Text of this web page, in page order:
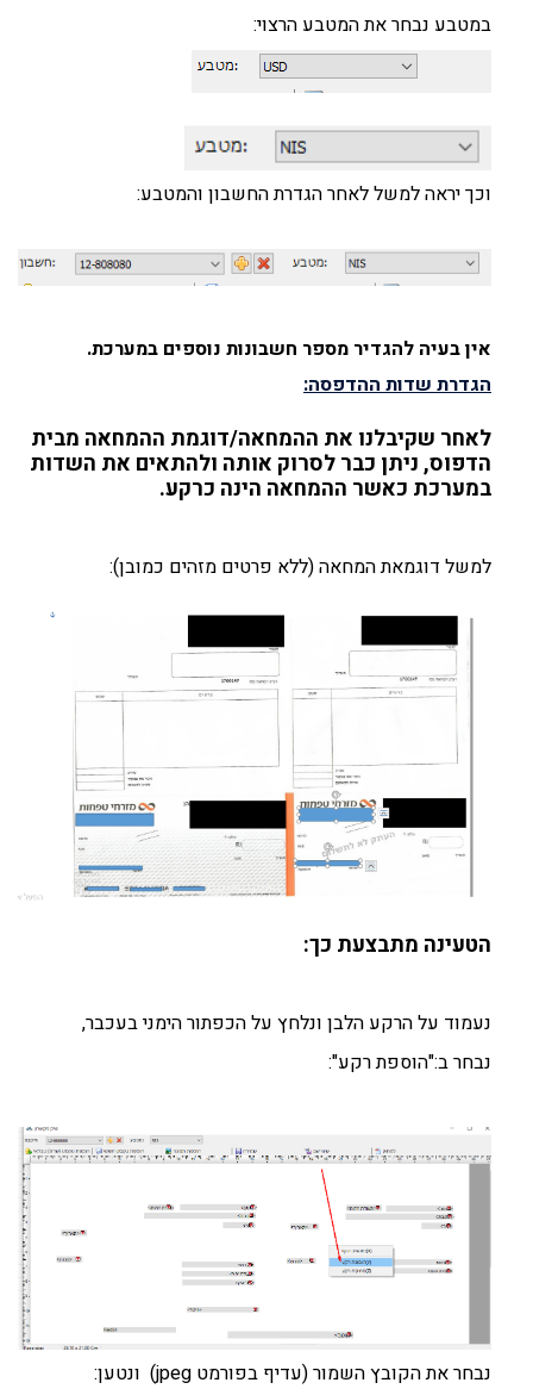
במטבע נבחר את המטבע הרצוי:
וכך יראה למשל לאחר הגדרת החשבון והמטבע:
אין בעיה להגדיר מספר חשבונות נוספים במערכת.
הגדרת שדות ההדפסה:
לאחר שקיבלנו את ההמחאה/דוגמת ההמחאה מבית
הדפוס, ניתן כבר לסרוק אותה ולהתאים את השדות
במערכת כאשר ההמחאה הינה כרקע.
למשל דוגמאת המחאה (ללא פרטים מזהים כמובן):
הטעינה מתבצעת כך:
נעמוד על הרקע הלבן ונלחץ על הכפתור הימני בעכבר,
נבחר ב:"הוספת רקע":
נבחר את הקובץ השמור (עדיף בפורמט jpeg) ונטען: